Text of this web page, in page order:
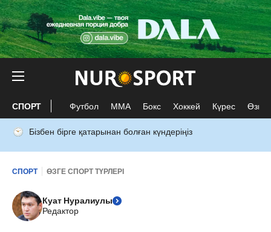
СПОРТ Футбол ММА Бокс Хоккей Күрес Өзге
Бізбен бірге қатарынан болған күндеріңіз
СПОРТ ӨЗГЕ СПОРТ ТҮРЛЕРІ
Куат Нуралиулы
Редактор